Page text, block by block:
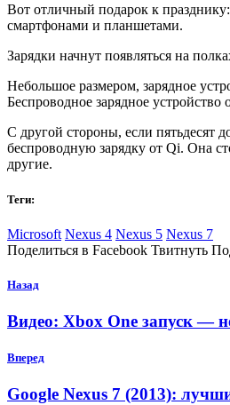
Вот отличный подарок к
смартфонами и планшетами.
Зарядки начнут появляться на
Небольшое размером, зарядное
Беспроводное зарядное
С другой стороны, если пятьдесят
беспроводную зарядку от Qi. Она
другие.
Теги:
Microsoft Nexus 4 Nexus 5 Nexus 7
Поделиться в Facebook Твитнуть
Назад
Видео: Xbox One запуск —
Вперед
Google Nexus 7 (2013):